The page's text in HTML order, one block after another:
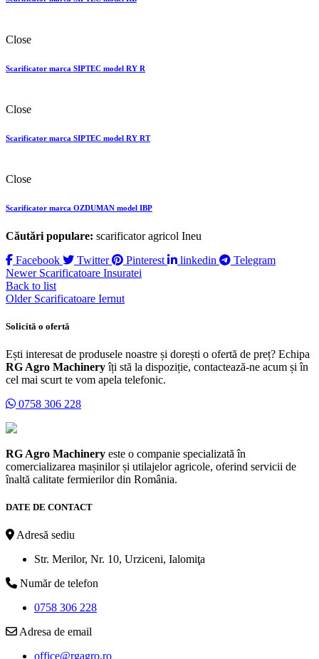
Close
Scarificator marca SIPTEC model RY R
Close
Scarificator marca SIPTEC model RY RТ
Close
Scarificator marca OZDUMAN model IBP
Căutări populare: scarificator agricol Ineu
Facebook
Twitter Pinterest linkedin
Telegram
Newer Scarificatoare Insuratei
Back to list
Older Scarificatoare Iernut
Solicită o ofertă
Ești interesat de produsele noastre și dorești o ofertă de preț? Echipa
RG Agro Machineryîți stă la dispoziție, contactează-ne acum și în
cel mai scurt te vom apela telefonic.
0758 306 228
RG Agro Machinery este o companie specializată în
comercializarea mașinilor și utilajelor agricole, oferind servicii de
înaltă calitate fermierilor din România.
DATE DE CONTACT
Adresă sediu
Str. Merilor, Nr. 10, Urziceni, Ialomiţa
Număr de telefon
0758 306 228
Adresa de email
office@rgagro.ro